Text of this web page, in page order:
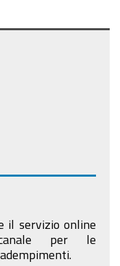
il servizio online
per le